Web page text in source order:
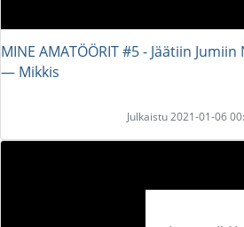
MINE AMATÖÖRIT #5 - Jäätiin
― Mikkis
Julkaistu 2021-01-06